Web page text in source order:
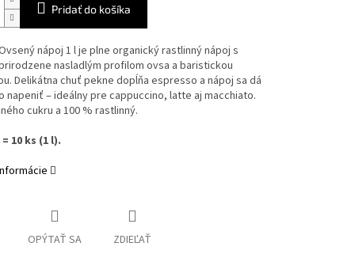
Pridať do košíka
nápoj 1 l je plne organický rastlinný nápoj s
nasladlým profilom ovsa a baristickou
Delikátna chuť pekne dopĺňa espresso a nápoj sa dá
napeniť – ideálny pre cappuccino, latte aj macchiato.
cukru a 100 % rastlinný.
10 ks (1 l).
OPÝTAŤ SA ZDIEĽAŤ